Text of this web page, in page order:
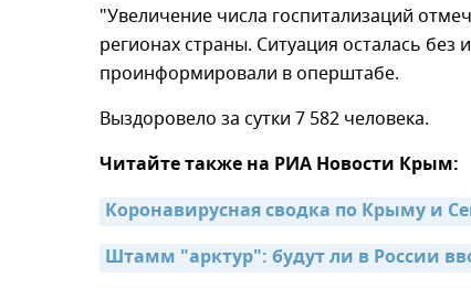
"Увеличение числа госпитализаций
регионах страны. Ситуация осталась
проинформировали в оперштабе.
Выздоровело за сутки 7 582 человека.
Читайте также на РИА Новости Крым:
Коронавирусная сводка по Крыму и
Штамм "арктур": будут ли в России